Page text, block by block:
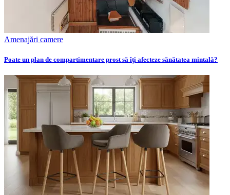
Amenajări camere
Poate un plan de compartimentare prost să îți afecteze sănătatea mintală?